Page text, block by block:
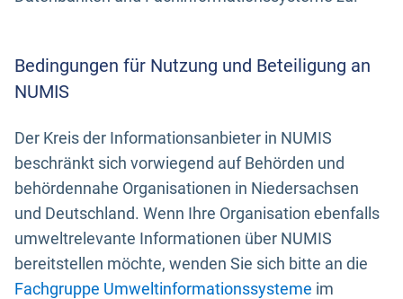
Bedingungen für Nutzung und Beteiligung an
NUMIS
Der Kreis der Informationsanbieter in NUMIS
beschränkt sich vorwiegend auf Behörden und
behördennahe Organisationen in Niedersachsen
und Deutschland. Wenn Ihre Organisation ebenfalls
umweltrelevante Informationen über NUMIS
bereitstellen möchte, wenden Sie sich bitte an die
Fachgruppe Umweltinformationssysteme im